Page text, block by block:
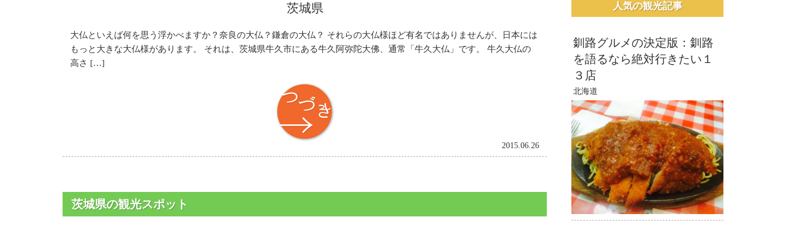
茨城県
大仏といえば何を思う浮かべますか？奈良の大仏？鎌倉の大仏？ それらの大仏様ほど有名ではありませんが、日本には
もっと大きな大仏様があります。 それは、茨城県牛久市にある牛久阿弥陀大佛、通常「牛久大仏」です。 牛久大仏の
高さ […]
2015.06.26
茨城県の観光スポット
人気の観光記事
釧路グルメの決定版：釧路
を語るなら絶対行きたい１
３店
北海道